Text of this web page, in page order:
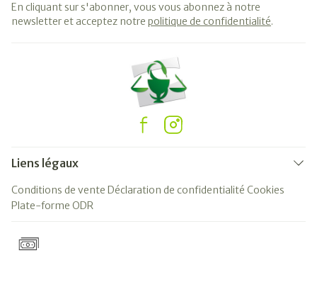
En cliquant sur s'abonner, vous vous abonnez à notre
newsletter et acceptez notre politique de confidentialité.
Liens légaux
Conditions de vente Déclaration de confidentialité Cookies
Plate-forme ODR